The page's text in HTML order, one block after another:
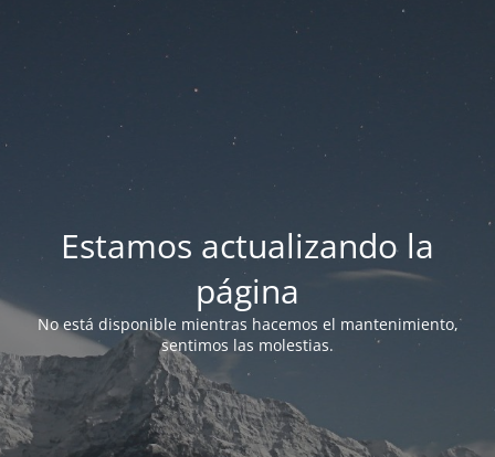
Estamos actualizando la
página
No está disponible mientras hacemos el mantenimiento,
sentimos las molestias.